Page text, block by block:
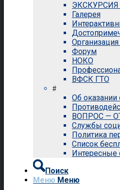
ЭКСКУРСИЯ
Галерея
Форум
НОКО
ВФСК ГТО
#
Об оказании
ВОПРОС —
Службы
Политика
Список
Интересные
Поиск
Меню Меню